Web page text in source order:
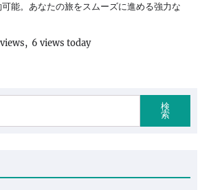
能。あなたの旅をスムーズに進める強力な
6 views today
検
索